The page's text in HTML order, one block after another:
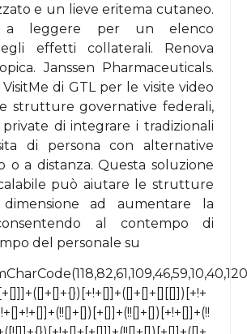
e un lieve eritema cutaneo.
a leggere per un elenco
effetti collaterali. Renova
Janssen Pharmaceuticals.
di GTL per le visite video
strutture governative federali,
di integrare i tradizionali
di persona con alternative
o a distanza. Questa soluzione
può aiutare le strutture
ad aumentare la
al contempo di
del personale su